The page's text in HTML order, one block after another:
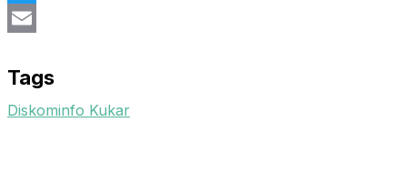
Twitter
Tags
Diskominfo Kukar